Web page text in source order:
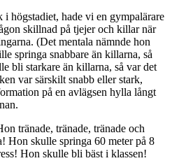
högstadiet, hade vi en gympalärare
skillnad på tjejer och killar när
(Det mentala nämnde hon
springa snabbare än killarna, så
bli starkare än killarna, så var det
var särskilt snabb eller stark,
på en avlägsen hylla långt
tränade, tränade, tränade och
Hon skulle springa 60 meter på 8
Hon skulle bli bäst i klassen!